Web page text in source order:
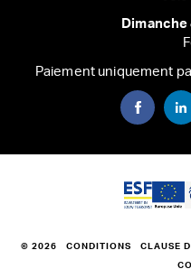
Paiement uniquement
© 2026 CONDITIONS CLAUSE